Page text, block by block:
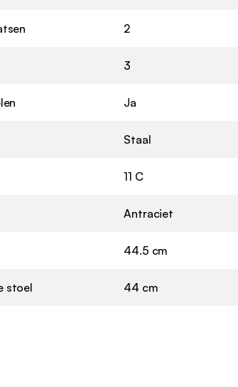
2
3
Ja
Staal
11 C
Antraciet
44.5 cm
stoel 44 cm